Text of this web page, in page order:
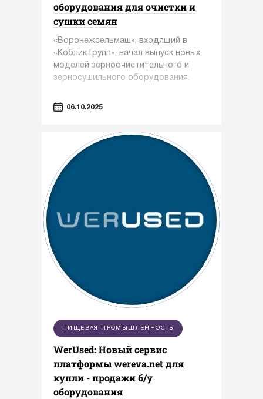
оборудования для очистки и
сушки семян
«Воронежсельмаш», входящий в
«Коблик Групп», начал выпуск новых
моделей зерноочистительного и
зерносушильного оборудования.
06.10.2025
ПИЩЕВАЯ ПРОМЫШЛЕННОСТЬ
WerUsed: Новый сервис
платформы wereva.net для
купли - продажи б/у
оборудования